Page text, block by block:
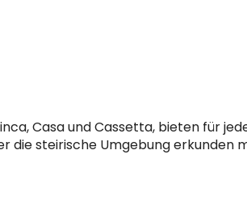
Casa und Cassetta, bieten für
die steirische Umgebung erkunden